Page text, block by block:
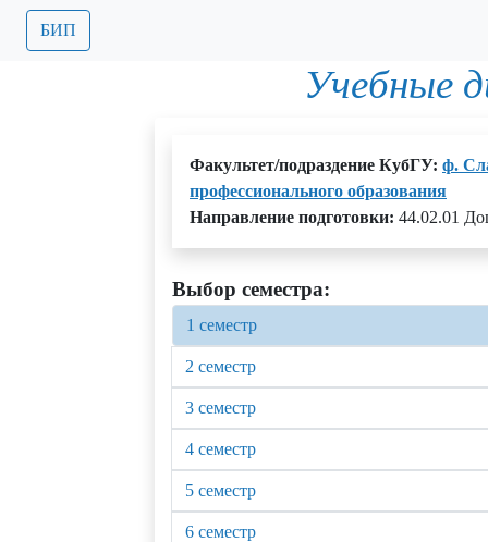
БИП
Учебные
Факультет/подраздение КубГУ: ф.
профессионального образования
Направление подготовки: 44.02.01
Выбор семестра:
1 семестр
2 семестр
3 семестр
4 семестр
5 семестр
6 семестр